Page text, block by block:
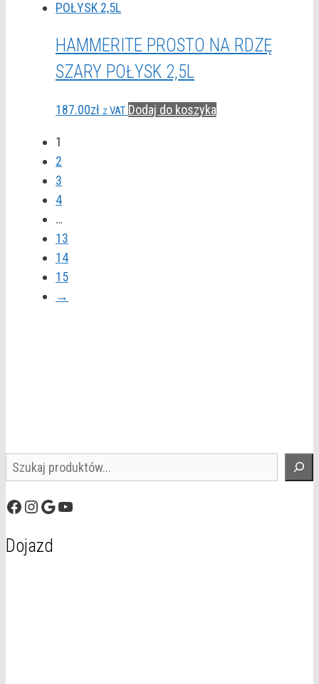
HAMMERITE PROSTO NA RDZĘ
SZARY POŁYSK 2,5L
187.00zł z VAT Dodaj do koszyka
1
2
3
4
…
13
14
15
→
Szukaj
Facebook
Instagram
GoogleYouTube
Dojazd